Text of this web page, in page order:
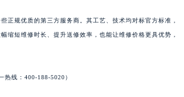
正规优质的第三方服务商。其工艺、技术均对标官方标准，
缩短维修时长、提升送修效率，也能让维修价格更具优势，
热线：400-188-5020）